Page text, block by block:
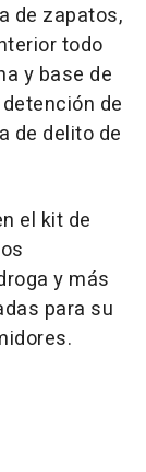
de zapatos,
todo
y base de
de
de delito de
el kit de
y más
para su